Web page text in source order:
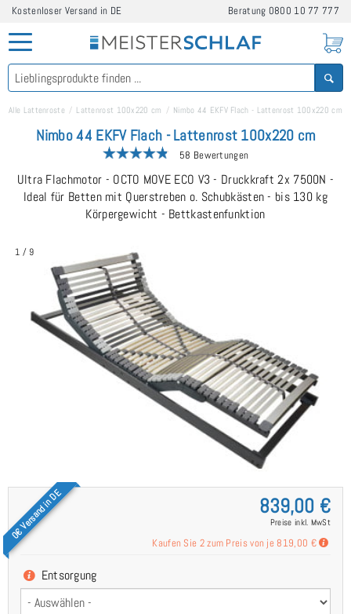
Kostenloser Versand in DE Beratung 0800 10 77 777
Alle Lattenroste Lattenrost 100x220 cm Nimbo 44 EKFV Flach - Lattenrost 100x220 cm
Nimbo 44 EKFV Flach - Lattenrost 100x220 cm
58 Bewertungen
Ultra Flachmotor - OCTO MOVE ECO V3 - Druckkraft 2x 7500N -
Ideal für Betten mit Querstreben o. Schubkästen - bis 130 kg
Körpergewicht - Bettkastenfunktion
1 / 9
0€ Versand in DE 839,00 €
Preise inkl. MwSt
Kaufen Sie 2 zum Preis von je 819,00 €
Entsorgung